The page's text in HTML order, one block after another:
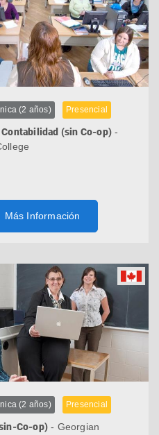
(2 años) Presencial
(sin Co-op) -
Más Información
(2 años) Presencial
Co-op) - Georgian